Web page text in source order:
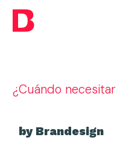
¿Cuándo
by Brandesign